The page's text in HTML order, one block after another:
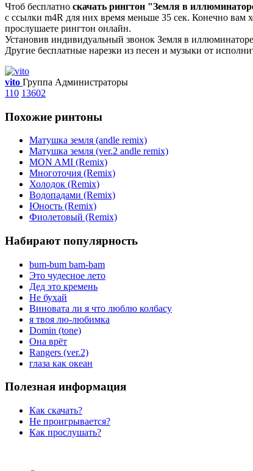
Чтоб бесплатно скачать рингтон "Земля в
с ссылки m4R для них время меньше 35 сек. Конечно вам
прослушаете рингтон онлайн.
Установив индивидуальный звонок Земля в
Другие бесплатные нарезки из песен и музыки от
vito Группа Администраторы
110 13602
Похожие ринтоны
Матушка земля (andle remix)
Матушка земля (ver.2 andle remix)
MON AMI (Remix)
Многоточия (Remix)
Холодок (Remix)
Водопадами (Remix)
Юность (Remix)
Фиолетовый (Remix)
Набирают популярность
bum-bum bam-bam
Это чудесное лето
Дед это кремень
Не бухай
Виновата ли я что люблю колбасу
я твоя лю-любимка
Domin (tone)
Она врёт
Rangers (ver.2)
глаза как океан
Полезная информация
Как скачать?
Не проигрывается?
Как прослушать?